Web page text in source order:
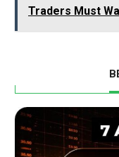
Traders Must